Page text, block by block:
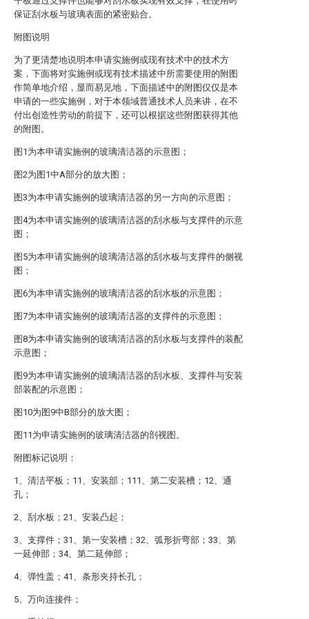
保证刮水板与玻璃表面的紧密贴合。
附图说明
为了更清楚地说明本申请实施例或现有技术中的技术方
案，下面将对实施例或现有技术描述中所需要使用的附图
作简单地介绍，显而易见地，下面描述中的附图仅仅是本
申请的一些实施例，对于本领域普通技术人员来讲，在不
付出创造性劳动的前提下，还可以根据这些附图获得其他
的附图。
图1为本申请实施例的玻璃清洁器的示意图；
图2为图1中A部分的放大图；
图3为本申请实施例的玻璃清洁器的另一方向的示意图；
图4为本申请实施例的玻璃清洁器的刮水板与支撑件的示意
图；
图5为本申请实施例的玻璃清洁器的刮水板与支撑件的侧视
图；
图6为本申请实施例的玻璃清洁器的刮水板的示意图；
图7为本申请实施例的玻璃清洁器的支撑件的示意图；
图8为本申请实施例的玻璃清洁器的刮水板与支撑件的装配
示意图；
图9为本申请实施例的玻璃清洁器的刮水板、支撑件与安装
部装配的示意图；
图10为图9中B部分的放大图；
图11为申请实施例的玻璃清洁器的剖视图。
附图标记说明：
1、清洁平板；11、安装部；111、第二安装槽；12、通
孔；
2、刮水板；21、安装凸起；
3、支撑件；31、第一安装槽；32、弧形折弯部；33、第
一延伸部；34、第二延伸部；
4、弹性盖；41、条形夹持长孔；
5、万向连接件；